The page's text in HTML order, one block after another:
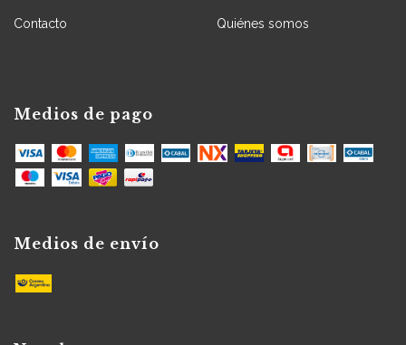
Contacto Quiénes somos
Medios de pago
Medios de envío